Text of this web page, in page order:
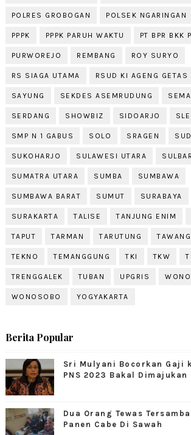
POLRES GROBOGAN POLSEK NGARINGAN
PPPK PPPK PARUH WAKTU PT BPR BKK
PURWOREJO REMBANG ROY SURYO
RS SIAGA UTAMA RSUD KI AGENG GETAS
SAYUNG SEKDES ASEMRUDUNG
SERDANG SHOWBIZ SIDOARJO
SMP N 1 GABUS SOLO SRAGEN
SUKOHARJO SULAWESI UTARA SULBAR
SUMATRA UTARA SUMBA SUMBAWA
SUMBAWA BARAT SUMUT SURABAYA
SURAKARTA TALISE TANJUNG ENIM
TAPUT TARMAN TARUTUNG
TEKNO TEMANGGUNG TKI TKW
TRENGGALEK TUBAN UPGRIS
WONOSOBO YOGYAKARTA
Berita Popular
Sri Mulyani Bocorkan Gaji
PNS 2023 Bakal Dimajukan
Dua Orang Tewas
Panen Cabe Di Sawah